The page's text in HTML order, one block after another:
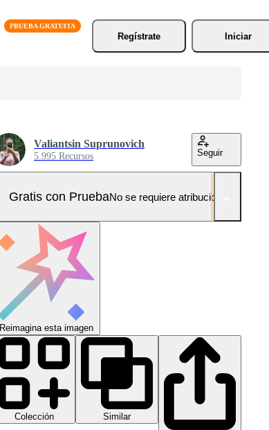
Regístrate
Iniciar
Valiantsin Suprunovich
5.995 Recursos Seguir
Gratis con PruebaNo se requiere atribución!
Reimagina esta imagen
Colección
Similar